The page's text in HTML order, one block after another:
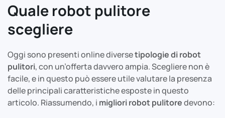
Quale robot pulitore
scegliere
Oggi sono presenti online diversetipologie di robot
pulitori, con un’offerta davvero ampia. Scegliere non è
facile, e in questo può essere utile valutare la presenza
delle principali caratteristiche esposte in questo
articolo. Riassumendo, i migliori robot pulitoredevono: